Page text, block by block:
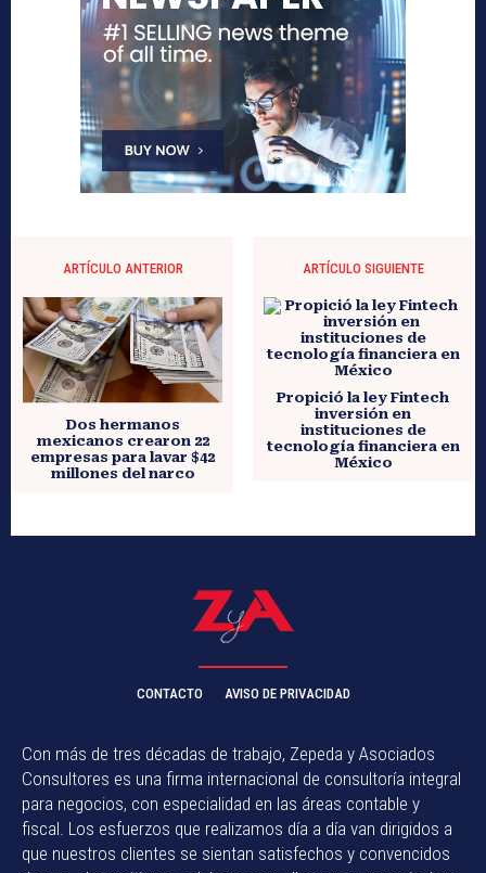
ARTÍCULO ANTERIOR
Dos hermanos
mexicanos crearon 22
empresas para lavar $42
millones del narco
ARTÍCULO SIGUIENTE
Propició la ley Fintech
inversión en
instituciones de
tecnología financiera en
México
CONTACTO AVISO DE PRIVACIDAD
Con más de tres décadas de trabajo, Zepeda y Asociados
Consultores es una firma internacional de consultoría integral
para negocios, con especialidad en las áreas contable y
fiscal. Los esfuerzos que realizamos día a día van dirigidos a
que nuestros clientes se sientan satisfechos y convencidos